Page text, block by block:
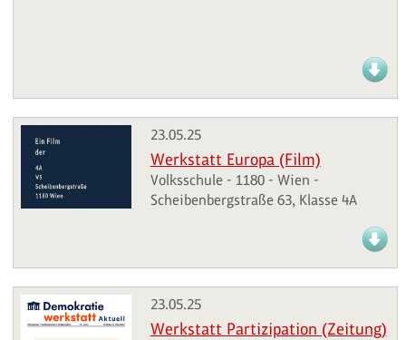
23.05.25
Werkstatt Europa (Film)
Volksschule - 1180 - Wien -
Scheibenbergstraße 63, Klasse 4A
23.05.25
Werkstatt Partizipation (Zeitung)